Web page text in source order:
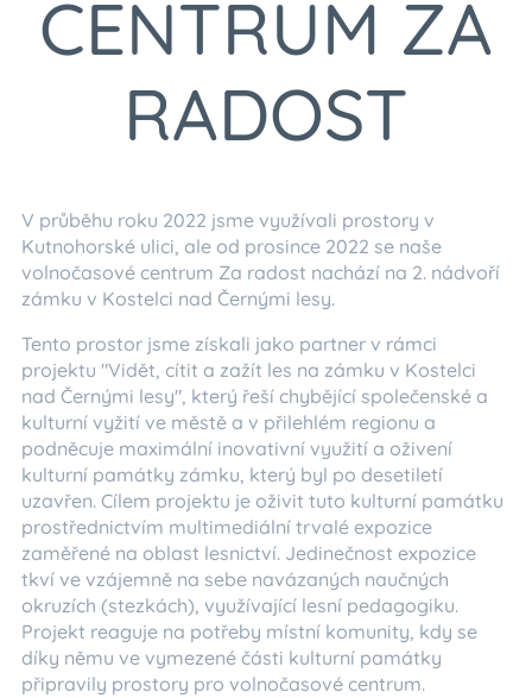
CENTRUM ZA
RADOST
V průběhu roku 2022 jsme využívali prostory v
Kutnohorské ulici, ale od prosince 2022 se naše
volnočasové centrum Za radost nachází na 2. nádvoří
zámku v Kostelci nad Černými lesy.
Tento prostor jsme získali jako partner v rámci
projektu "Vidět, cítit a zažít les na zámku v Kostelci
nad Černými lesy", který řeší chybějící společenské a
kulturní vyžití ve městě a v přilehlém regionu a
podněcuje maximální inovativní využití a oživení
kulturní památky zámku, který byl po desetiletí
uzavřen. Cílem projektu je oživit tuto kulturní památku
prostřednictvím multimediální trvalé expozice
zaměřené na oblast lesnictví. Jedinečnost expozice
tkví ve vzájemně na sebe navázaných naučných
okruzích (stezkách), využívající lesní pedagogiku.
Projekt reaguje na potřeby místní komunity, kdy se
díky němu ve vymezené části kulturní památky
připravily prostory pro volnočasové centrum.